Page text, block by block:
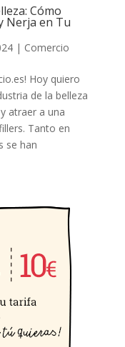
Cómo
Nerja en Tu
| Comercio
Hoy quiero
de la belleza
atraer a una
Tanto en
se han